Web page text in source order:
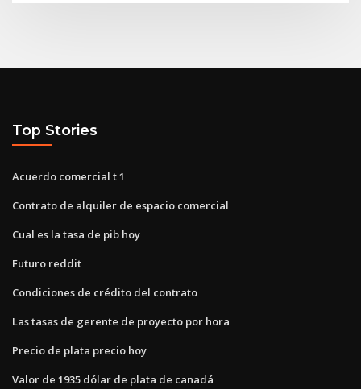
Top Stories
Acuerdo comercial t 1
Contrato de alquiler de espacio comercial
Cual es la tasa de pib hoy
Futuro reddit
Condiciones de crédito del contrato
Las tasas de gerente de proyecto por hora
Precio de plata precio hoy
Valor de 1935 dólar de plata de canadá